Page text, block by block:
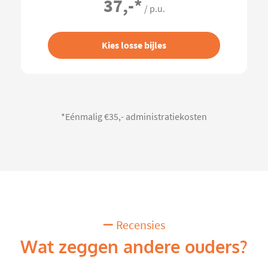
37,-* / p.u.
Kies losse bijles
*Eénmalig €35,- administratiekosten
Recensies
Wat zeggen andere ouders?